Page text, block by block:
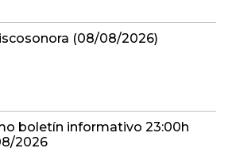
(08/08/2026)
boletín informativo 23:00h
2026